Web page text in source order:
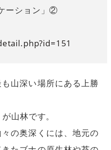
ーション」②
山深い場所にある上勝
山林です。
の奥深くには、地元の